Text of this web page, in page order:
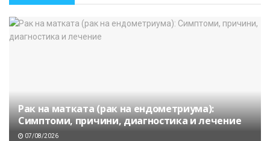
Рак на матката (рак на ендометриума):
Симптоми, причини, диагностика и лечение
07/08/2026